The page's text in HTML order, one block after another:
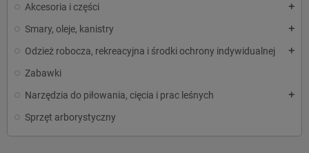
Akcesoria i części add
Smary, oleje, kanistry add
Odzież robocza, rekreacyjna i środki ochrony indywidualnej add
Zabawki
Narzędzia do piłowania, cięcia i prac leśnych
add
Sprzęt arborystyczny